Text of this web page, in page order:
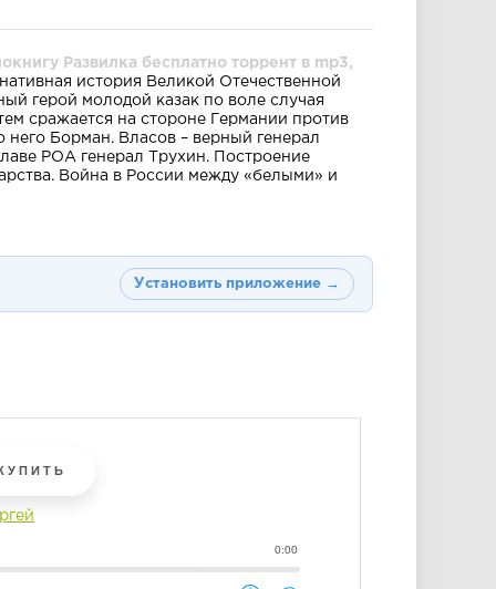
Развилка бесплатно торрент в mp3,
история Великой Отечественной
герой молодой казак по воле случая
сражается на стороне Германии против
него Борман. Власов – верный генерал
РОА генерал Трухин. Построение
Война в России между «белыми» и
Установить приложение →
0:00